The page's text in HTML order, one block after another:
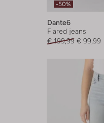
-50%
Dante6
Flared jeans
€ 199,99 € 99,99